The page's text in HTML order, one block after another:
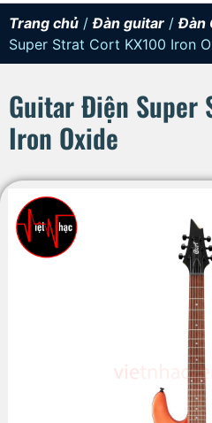
Trang chủ /Đàn guitar /Đàn
Super Strat Cort KX100 Iron
Guitar Điện Super
Iron Oxide